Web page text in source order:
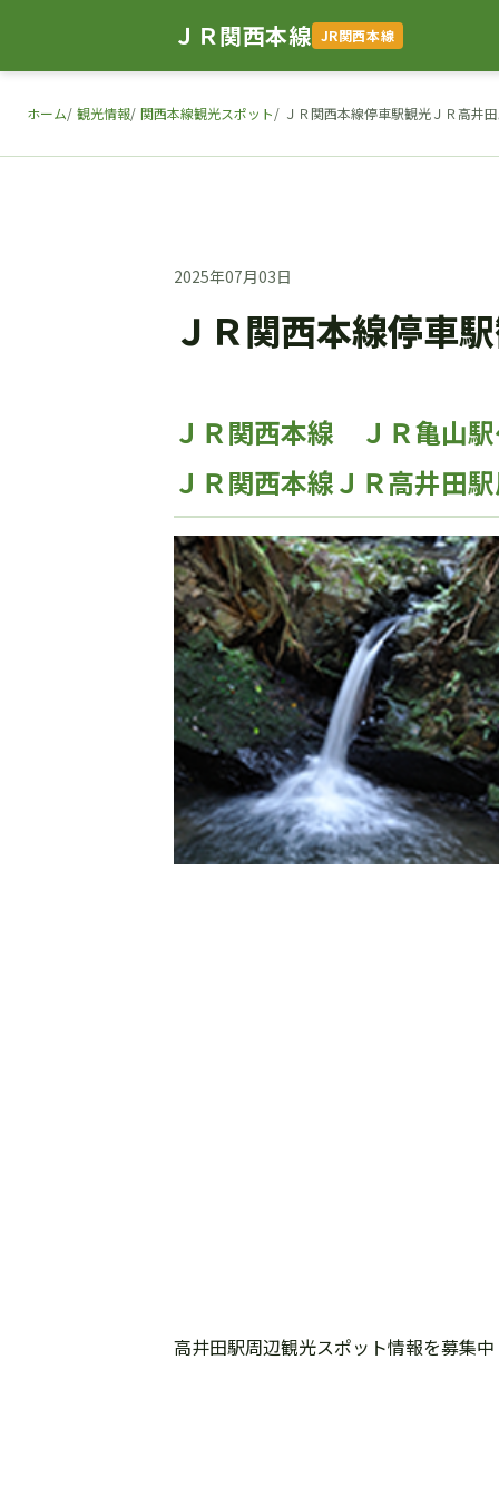
ＪＲ関西本線 JR関西本線
ホーム 観光情報 関西本線観光スポット ＪＲ関西本線停車駅観光ＪＲ高井
2025年07月03日
ＪＲ関西本線停車
ＪＲ関西本線 ＪＲ亀山
ＪＲ関西本線ＪＲ高井田
高井田駅周辺観光スポット情報を募集中